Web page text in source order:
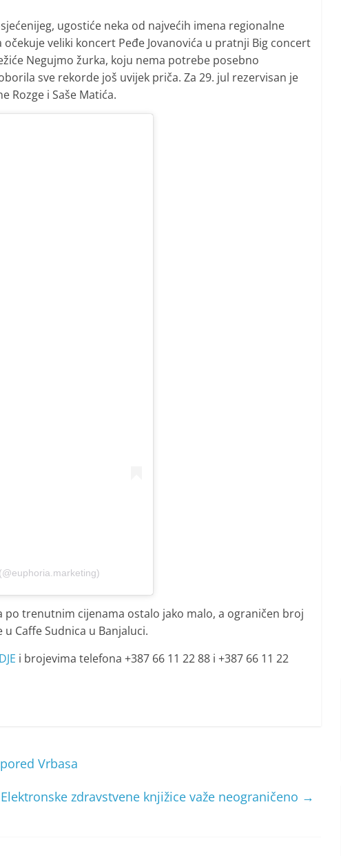
ugostiće neka od najvećih imena regionalne
veliki koncert Peđe Jovanovića u pratnji Big concert
Negujmo žurka, koju nema potrebe posebno
sve rekorde još uvijek priča. Za 29. jul rezervisan je
Rozge i Saše Matića.
po trenutnim cijenama ostalo jako malo, a ograničen broj
u Caffe Sudnica u Banjaluci.
i brojevima telefona +387 66 11 22 88 i +387 66 11 22
Vrbasa
Elektronske zdravstvene knjižice važe neograničeno →